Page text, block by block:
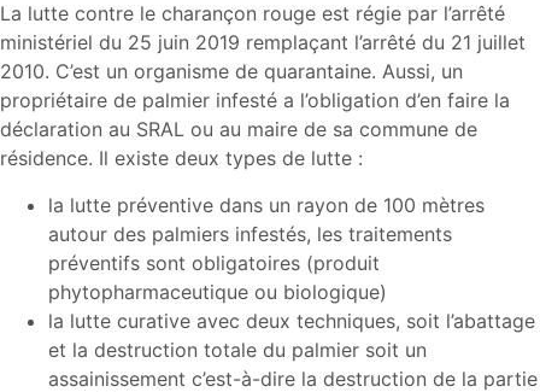
La lutte contre le charançon rouge est régie par l’arrêté
ministériel du 25 juin 2019 remplaçant l’arrêté du 21 juillet
2010. C’est un organisme de quarantaine. Aussi, un
propriétaire de palmier infesté a l’obligation d’en faire la
déclaration au SRAL ou au maire de sa commune de
résidence. Il existe deux types de lutte :
la lutte préventive dans un rayon de 100 mètres
autour des palmiers infestés, les traitements
préventifs sont obligatoires (produit
phytopharmaceutique ou biologique)
la lutte curative avec deux techniques, soit l’abattage
et la destruction totale du palmier soit un
assainissement c’est-à-dire la destruction de la partie